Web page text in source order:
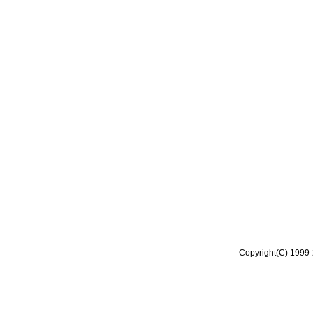
Copyright(C)